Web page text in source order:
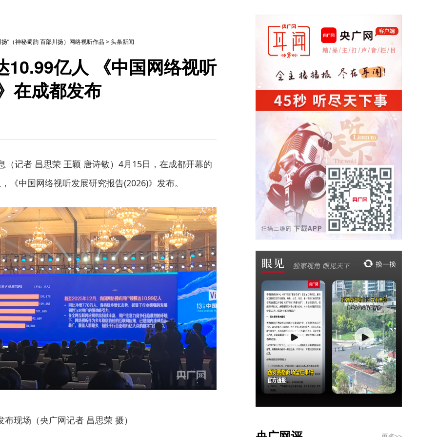
”（神秘蜀韵 百部川扬）网络视听作品>头条新闻
10.99亿人 《中国网络视听
在成都发布
（记者 昌思荣 王颖 唐诗敏）4月15日，在成都开幕的
《中国网络视听发展研究报告(2026)》发布。
布现场（央广网记者 昌思荣 摄）